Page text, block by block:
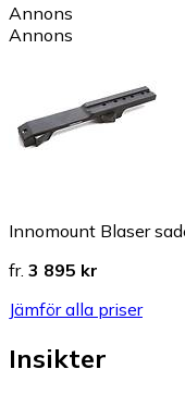
Annons
Annons
Innomount Blaser
fr. 3 895 kr
Jämför alla priser
Insikter